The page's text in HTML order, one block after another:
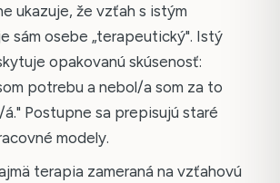
ukazuje, že vzťah s istým
sám osebe „terapeutický". Istý
opakovanú skúsenosť:
potrebu a nebol/a som za to
Postupne sa prepisujú staré
modely.
terapia zameraná na vzťahovú